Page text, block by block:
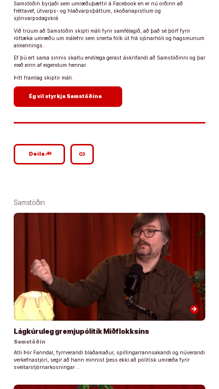
Samstöðin byrjaði sem umræðuþættir á Facebook en er nú orðinn að
fréttavef, útvarps- og hlaðvarpsþáttum, skoðanapistlum og
sjónvarpsdagskrá.
Við trúum að Samstöðin skipti máli fyrir samfélagið, að það sé þörf fyrir
róttæka umræðu um málefni sem snerta fólk út frá sjónarhóli og hagsmunum
almennings.
Ef þú ert sama sinnis skaltu endilega gerast áskrifandi að Samstöðinni og þar
með einn af eigendum hennar.
Þitt framlag skiptir máli.
Ég vil styrkja Samstöðina
Deilagoogle_plus_reshare link
Samstöðin
arrow_forward
Lágkúruleg gremjupólitík Miðflokksins
Samstöðin
Atli Þór Fanndal, fyrrverandi blaðamaður, spillingarrannsakandi og núverandi
verkefnastjóri, segir að hann minnist þess ekki að pólitísk umræða fyrir
sveitarstjórnarkosningar …